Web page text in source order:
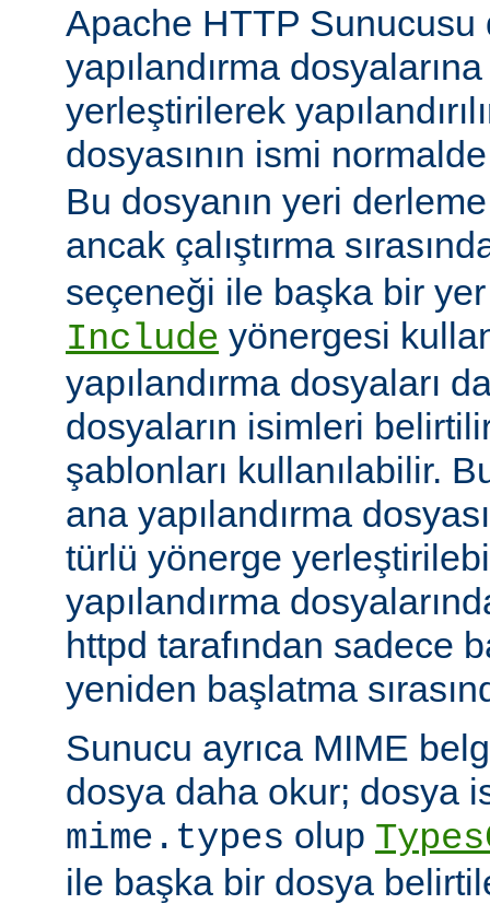
Apache HTTP Sunucusu
yapılandırma
yerleştirilerek
dosyasının ismi
Bu dosyanın yeri
ancak çalıştırma
seçeneği ile başka bir
Include yönergesi
yapılandırma dosyaları
dosyaların isimleri
şablonları kullanılabilir.
ana yapılandırma
türlü yönerge
yapılandırma
httpd tarafından sadece
yeniden başlatma
Sunucu ayrıca MIME
dosya daha okur; dosya
mime.types olup
ile başka bir dosya